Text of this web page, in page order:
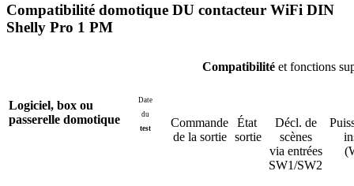
Compatibilité domotique DU contacteur WiFi DIN
Shelly Pro 1 PM
Logiciel, box ou
passerelle domotique
Date
du
test
Compatibilité et fonctions
Commande
de la sortie
État
sortie
Décl. de
scènes
via entrées
SW1/SW2